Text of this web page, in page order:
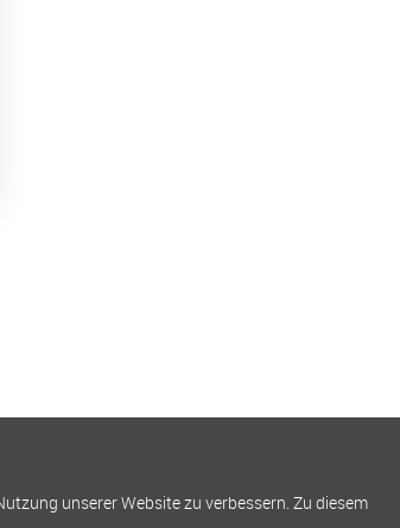
unserer Website zu verbessern. Zu diesem